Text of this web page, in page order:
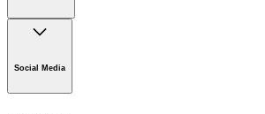
Cookie-Richtlinie
Impressum
Kontaktformular
Alfred Kärcher GmbH
Maculangasse 4
Social Media